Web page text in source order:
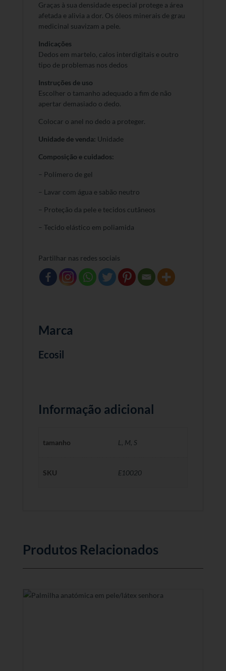
Graças à sua densidade especial protege a área
afetada e alivia a dor. Os óleos minerais de grau
medicinal suavizam a pele.
Indicações
Dedos em martelo, calos interdigitais e outro
tipo de problemas nos dedos
Instruções de uso
Escolher o tamanho adequado a fim de não
apertar demasiado o dedo.
Colocar o anel no dedo a proteger.
Unidade de venda: Unidade
Composição e cuidados:
– Polímero de gel
– Lavar com água e sabão neutro
– Proteção da pele e tecidos cutâneos
– Tecido elástico em poliamida
Partilhar nas redes sociais
Marca
Ecosil
Informação adicional
tamanho L , M, S
SKU E10020
Produtos Relacionados